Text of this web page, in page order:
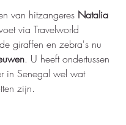
van hitzangeres Natalia
via Travelworld
giraffen en zebra's nu
. U heeft ondertussen
in Senegal wel wat
zijn.